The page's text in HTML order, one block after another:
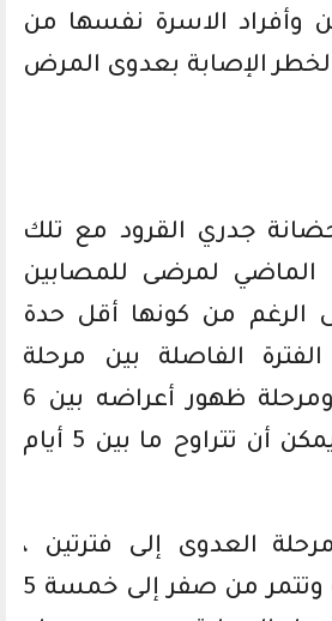
وأفراد الاسرة نفسها من
الإصابة بعدوى المرض
جدري القرود مع تلك
لمرضى للمصابين
الرغم من كونها أقل حدة
الفترة الفاصلة بين مرحلة
الإصابة بعدواه ومرحلة ظهور أعراضه بين 6
أيام و13 يوماً، و يمكن أن تتراوح ما بين 5 أيام
العدوى إلى فترتين ،
الاولى فترة الغزو وتتمر من صفر إلى خمسة 5